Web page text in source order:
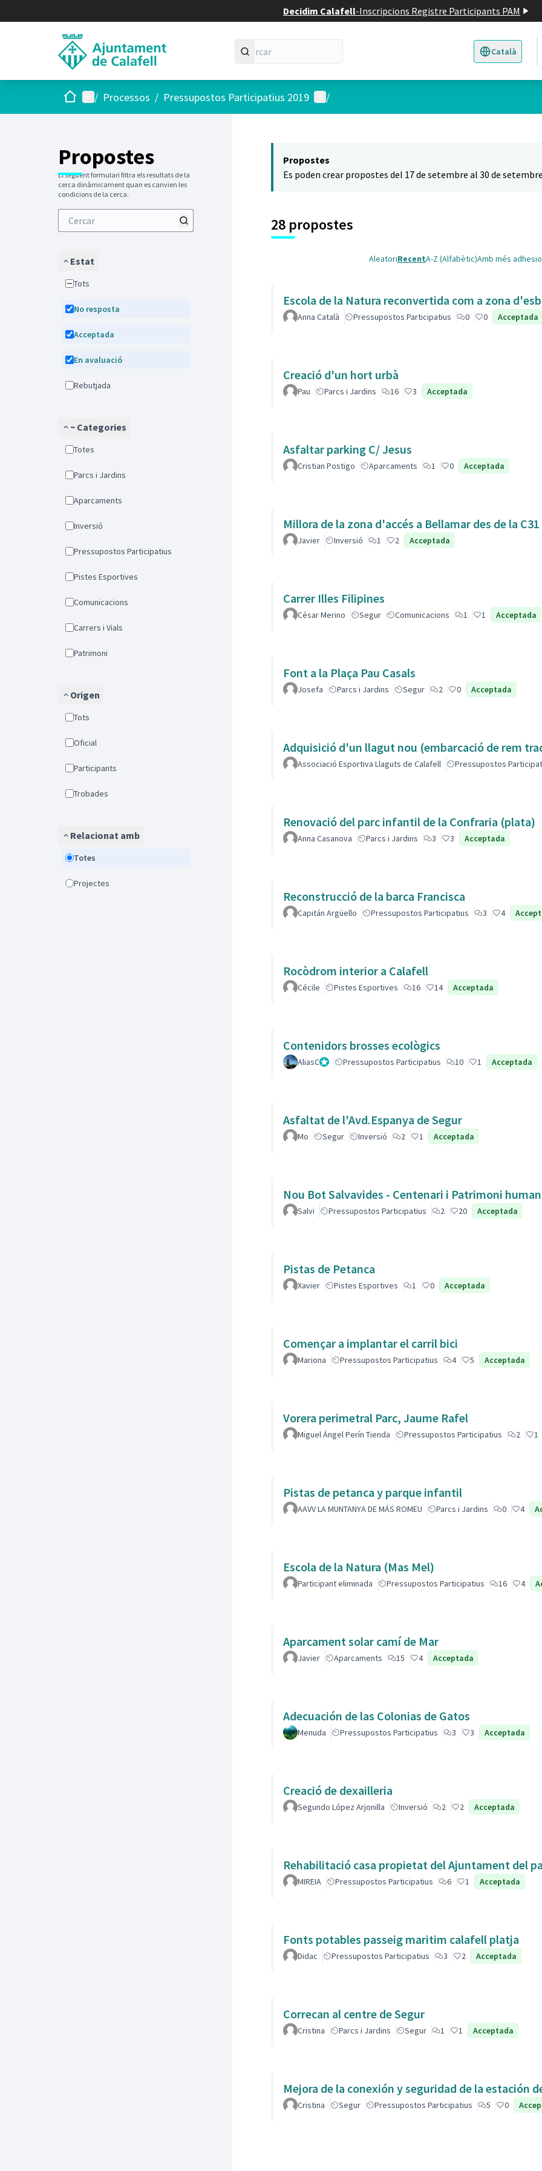
Decidim Calafell-Inscripcions Registre Participants PAM
Català
Triar la llengua
Inici Menú principal
/ Processos / Pressupostos Participatius 2019 Menú d'usuari
/
Propostes
El següent formulari filtra els resultats de la
cerca dinàmicament quan es canvien les
condicions de la cerca.
Estat
Tots
No resposta
Acceptada
En avaluació
Rebutjada
~ Categories
Totes
Parcs i Jardins
Aparcaments
Inversió
Pressupostos Participatius
Pistes Esportives
Comunicacions
Carrers i Vials
Patrimoni
Origen
Tots
Oficial
Participants
Trobades
Relacionat amb
Totes
Projectes
Propostes
Es poden crear propostes del 17 de setembre al 30 de
28 propostes
AleatoriRecentA-Z (Alfabètic)Amb més
Escola de la Natura reconvertida com a zona
Anna Català Pressupostos Participatius 0 0 Acceptada
Creació d'un hort urbà
Pau Parcs i Jardins 16 3 Acceptada
Asfaltar parking C/ Jesus
Cristian Postigo Aparcaments 1 0 Acceptada
Millora de la zona d'accés a Bellamar des de la C31
Javier Inversió 1 2 Acceptada
Carrer Illes Filipines
César Merino Segur Comunicacions 1 1 Acceptada
Font a la Plaça Pau Casals
Josefa Parcs i Jardins Segur 2 0 Acceptada
Adquisició d'un llagut nou (embarcació de rem
Associació Esportiva Llaguts de Calafell Pressupostos
Renovació del parc infantil de la Confraria (plata)
Anna Casanova Parcs i Jardins 3 3 Acceptada
Reconstrucció de la barca Francisca
Capitán Argüello Pressupostos Participatius 3 4
Rocòdrom interior a Calafell
Cécile Pistes Esportives 16 14 Acceptada
Contenidors brosses ecològics
AliasCGestorPressupostos Participatius 10 1 Acceptada
Asfaltat de l'Avd.Espanya de Segur
Mo Segur Inversió 2 1 Acceptada
Nou Bot Salvavides - Centenari i Patrimoni
Salvi Pressupostos Participatius 2 20 Acceptada
Pistas de Petanca
Xavier Pistes Esportives 1 0 Acceptada
Començar a implantar el carril bici
Mariona Pressupostos Participatius 4 5 Acceptada
Vorera perimetral Parc, Jaume Rafel
Miguel Ángel Perín Tienda Pressupostos Participatius 2 1
Pistas de petanca y parque infantil
AAVV LA MUNTANYA DE MÁS ROMEU Parcs i Jardins 0 4
Escola de la Natura (Mas Mel)
Participant eliminada Pressupostos Participatius 16 4
Aparcament solar camí de Mar
Javier Aparcaments 15 4 Acceptada
Adecuación de las Colonias de Gatos
Menuda Pressupostos Participatius 3 3 Acceptada
Creació de dexailleria
Segundo López Arjonilla Inversió 2 2 Acceptada
Rehabilitació casa propietat del Ajuntament del
MIREIA Pressupostos Participatius 6 1 Acceptada
Fonts potables passeig maritim calafell platja
Didac Pressupostos Participatius 3 2 Acceptada
Correcan al centre de Segur
Cristina Parcs i Jardins Segur 1 1 Acceptada
Cristina Segur Pressupostos Participatius 5 0